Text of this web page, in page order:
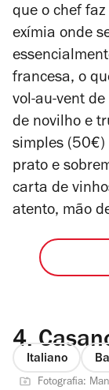
que o chef
exímia onde
francesa, o
vol-au-vent
de novilho e
simples (50€)
prato e
carta de
atento, mão
4.
Italiano
Fotografia: